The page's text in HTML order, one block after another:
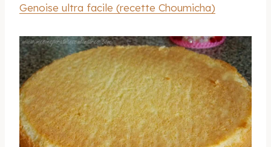
Genoise ultra facile (recette Choumicha)